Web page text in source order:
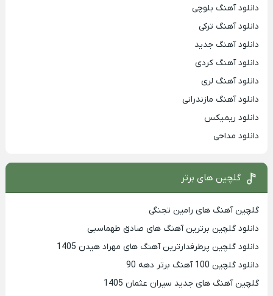
دانلود آهنگ بلوچی
دانلود آهنگ ترکی
دانلود آهنگ جدید
دانلود آهنگ کردی
دانلود آهنگ لری
دانلود آهنگ مازندرانی
دانلود ریمیکس
دانلود مداحی
گلچین های برتر
گلچین آهنگ های رامین تجنگی
دانلود گلچین برترین آهنگ های صادق طهماسبی
دانلود گلچین پرطرفدارترین آهنگ های مهراد هیدن 1405
دانلود گلچین 100 آهنگ برتر دهه 90
گلچین آهنگ های جدید سیران عثمان 1405